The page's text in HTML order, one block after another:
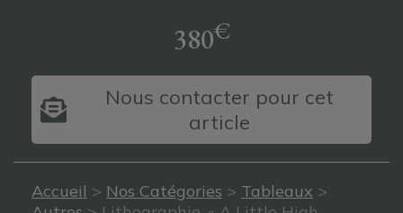
380€
Nous contacter pour cet
article
Accueil > Nos Catégories > Tableaux >